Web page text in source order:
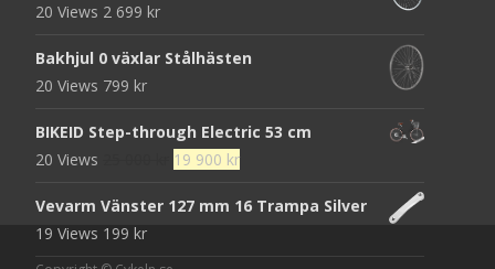
20 Views 2 699 kr
Bakhjul 0 växlar Stålhästen
20 Views 799 kr
BIKEID Step-through Electric 53 cm
20 Views
Det
priset
19 900 krDet
priset
Vevarm Vänster 127 mm 16 Trampa Silver
19 Views 199 kr